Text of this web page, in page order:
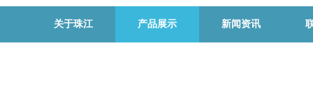
关于珠江 产品展示 新闻资讯